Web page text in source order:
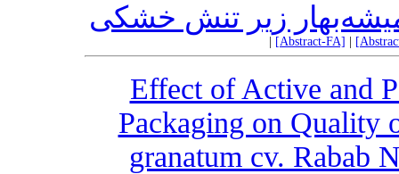
زیر تنش خشکی
[Abstract-FA]
Effect of Active and
Packaging on Quality
granatum cv. Rabab